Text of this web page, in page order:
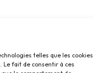
telles que les cookies
Le fait de consentir à ces